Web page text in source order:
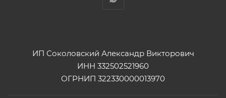
ИП Соколовский Александр Викторович
ИНН 332502521960
ОГРНИП 322330000013970